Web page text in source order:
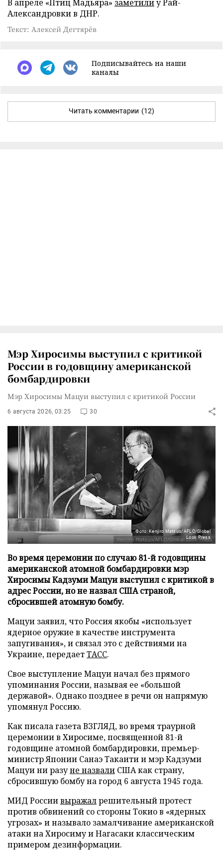
В апреле «Птиц Мадьяра» заметилиу Рай-
Александровки в ДНР.
Текст: Алексей Дегтярёв
Подписывайтесь на наши
каналы
Читать комментарии (12)
Мэр Хиросимы выступил с критикой
России в годовщину американской
бомбардировки
Мэр Хиросимы Мацуи выступил с критикой России
6 августа 2026, 03:25 30
Фото: Kenjiro Matsuo/AFLO/Global
Look Press
Во время церемонии по случаю 81-й годовщины
американской атомной бомбардировки мэр
Хиросимы Кадзуми Мацуи выступил с критикой в
адрес России, но не назвал США страной,
сбросившей атомную бомбу.
Мацуи заявил, что Россия якобы «использует
ядерное оружие в качестве инструмента
запугивания», и связал это с действиями на
Украине, передаетТАСС.
Свое выступление Мацуи начал без прямого
упоминания России, называя ее «большой
державой». Однако позднее в речи он напрямую
упомянул Россию.
Как писала газета ВЗГЛЯД, во время траурной
церемонии в Хиросиме, посвященной 81-й
годовщине атомной бомбардировки, премьер-
министр Японии Санаэ Такаити и мэр Кадзуми
Мацуи ни разуне назвали США как страну,
сбросившую бомбу на город 6 августа 1945 года.
МИД Россиивыражалрешительный протест
против обвинений со стороны Токио в «ядерных
угрозах» и называло замалчивание американской
атаки на Хиросиму и Нагасаки классическим
примером дезинформации.